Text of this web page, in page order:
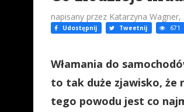
napisany przez Katarzyna
Udostępnij Tweetnij 671
Włamania do
to tak duże zjawisko, że
tego powodu jest co